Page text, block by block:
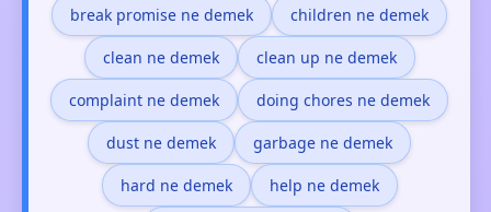
break promise ne demek children ne demek
clean ne demek clean up ne demek
complaint ne demek doing chores ne demek
dust ne demek garbage ne demek
hard ne demek help ne demek